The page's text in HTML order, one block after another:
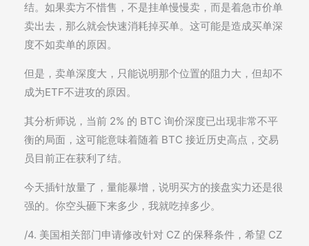
结。如果卖方不惜售，不是挂单慢慢卖，而是着急市价单
卖出去，那么就会快速消耗掉买单。这可能是造成买单深
度不如卖单的原因。
但是，卖单深度大，只能说明那个位置的阻力大，但却不
成为ETF不进攻的原因。
其分析师说，当前 2% 的 BTC 询价深度已出现非常不平
衡的局面，这可能意味着随着 BTC 接近历史高点，交易
员目前正在获利了结。
今天插针放量了，量能暴增，说明买方的接盘实力还是很
强的。你空头砸下来多少，我就吃掉多少。
/4. 美国相关部门申请修改针对 CZ 的保释条件，希望 CZ